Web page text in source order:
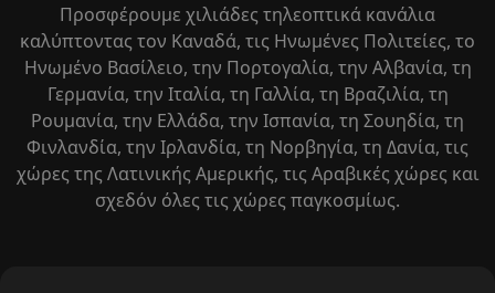
Προσφέρουμε χιλιάδες τηλεοπτικά κανάλια
καλύπτοντας τον Καναδά, τις Ηνωμένες Πολιτείες, το
Ηνωμένο Βασίλειο, την Πορτογαλία, την Αλβανία, τη
Γερμανία, την Ιταλία, τη Γαλλία, τη Βραζιλία, τη
Ρουμανία, την Ελλάδα, την Ισπανία, τη Σουηδία, τη
Φινλανδία, την Ιρλανδία, τη Νορβηγία, τη Δανία, τις
χώρες της Λατινικής Αμερικής, τις Αραβικές χώρες και
σχεδόν όλες τις χώρες παγκοσμίως.